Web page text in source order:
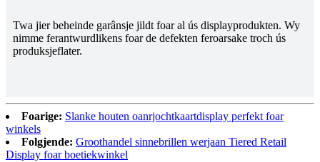
Twa jier beheinde garânsje jildt foar al ús displayprodukten. Wy
nimme ferantwurdlikens foar de defekten feroarsake troch ús
produksjeflater.
Foarige: Slanke houten oanrjochtkaartdisplay perfekt foar
winkels
Folgjende: Groothandel sinnebrillen werjaan Tiered Retail
Display foar boetiekwinkel